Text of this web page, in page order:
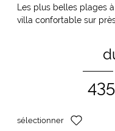
Les plus belles plages
villa confortable sur
sélectionner